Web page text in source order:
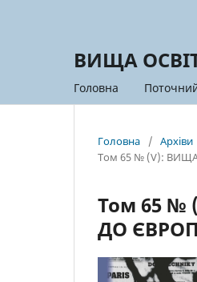
ВИЩА
Головна
Головна / Архіви
Том 65 № (V):
Том 65 №
ДО